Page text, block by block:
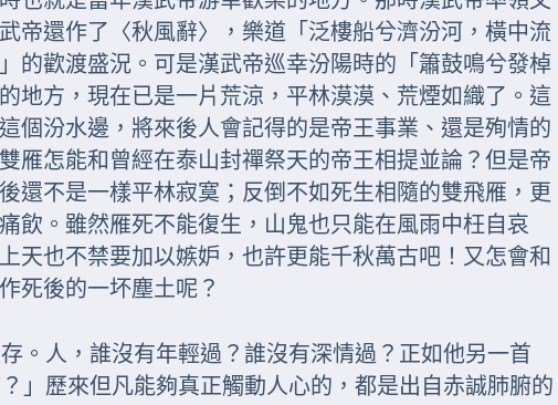
帝還作了〈秋風辭〉，樂道「泛樓船兮濟汾河，橫中流
的歡渡盛況。可是漢武帝巡幸汾陽時的「簫鼓鳴兮發棹
地方，現在已是一片荒涼，平林漠漠、荒煙如織了。這
個汾水邊，將來後人會記得的是帝王事業、還是殉情的
雁怎能和曾經在泰山封禪祭天的帝王相提並論？但是帝
還不是一樣平林寂寞；反倒不如死生相隨的雙飛雁，更
飲。雖然雁死不能復生，山鬼也只能在風雨中枉自哀
天也不禁要加以嫉妒，也許更能千秋萬古吧！又怎會和
死後的一坏塵土呢？
。人，誰沒有年輕過？誰沒有深情過？正如他另一首
」歷來但凡能夠真正觸動人心的，都是出自赤誠肺腑的